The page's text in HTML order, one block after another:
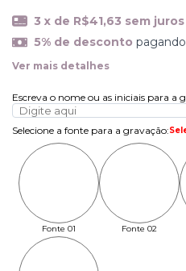
3 x de R$41,63 sem juros
5% de desconto
Ver mais detalhes
Escreva o nome ou as iniciais para a
Selecione a fonte para a gravação:
Fonte 01 Fonte 02